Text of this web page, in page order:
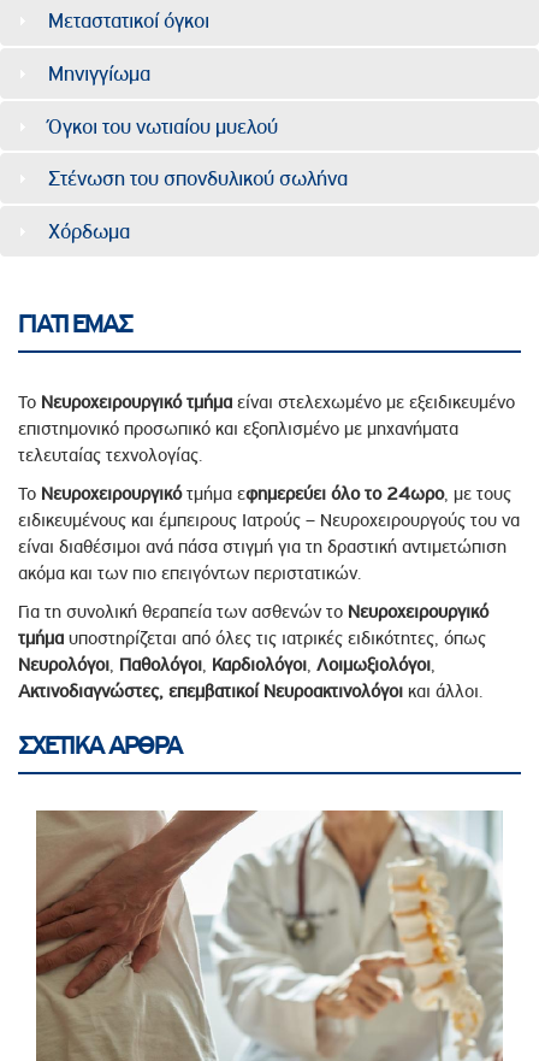
Μεταστατικοί όγκοι
Μηνιγγίωμα
Όγκοι του νωτιαίου μυελού
Στένωση του σπονδυλικού σωλήνα
Χόρδωμα
ΓΙΑΤΙ ΕΜΑΣ
Το Νευροχειρουργικό τμήμα είναι στελεχωμένο με εξειδικευμένο
επιστημονικό προσωπικό και εξοπλισμένο με μηχανήματα
τελευταίας τεχνολογίας.
Το Νευροχειρουργικότμήμα εφημερεύει όλο το 24ωρο, με τους
ειδικευμένους και έμπειρους Ιατρούς – Νευροχειρουργούς του να
είναι διαθέσιμοι ανά πάσα στιγμή για τη δραστική αντιμετώπιση
ακόμα και των πιο επειγόντων περιστατικών.
Για τη συνολική θεραπεία των ασθενών το Νευροχειρουργικό
τμήμα υποστηρίζεται από όλες τις ιατρικές ειδικότητες, όπως
Νευρολόγοι Παθολόγοι Καρδιολόγοι Λοιμωξιολόγοι
Ακτινοδιαγνώστες, επεμβατικοί Νευροακτινολόγοι και άλλοι.
ΣΧΕΤΙΚΑ ΑΡΘΡΑ